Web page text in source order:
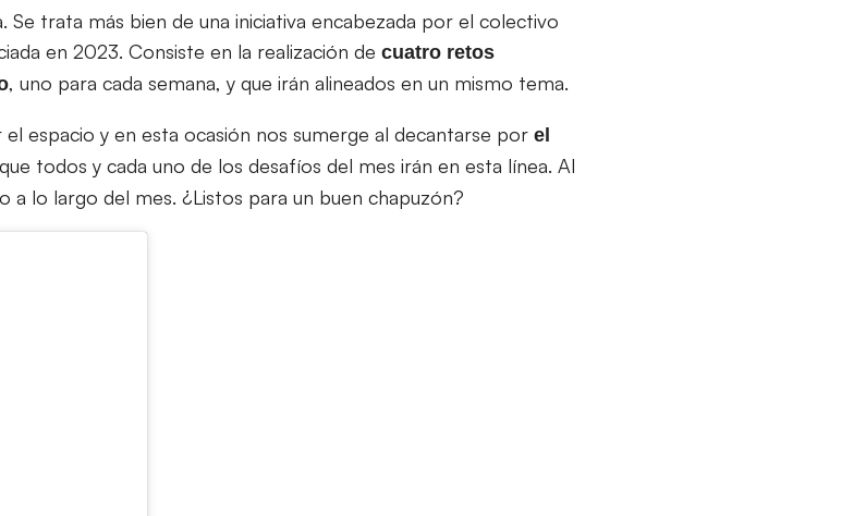
Se trata más bien de una iniciativa encabezada por el colectivo
en 2023. Consiste en la realización de cuatro retos
, uno para cada semana, y que irán alineados en un mismo tema.
espacio y en esta ocasión nos sumerge al decantarse por el
todos y cada uno de los desafíos del mes irán en esta línea. Al
a lo largo del mes. ¿Listos para un buen chapuzón?